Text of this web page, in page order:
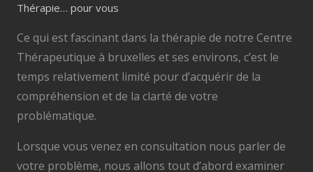
Thérapie… pour vous
Ce qui est fascinant dans la thérapie de notre Centre
Thérapeutique à bruxelles et ses environs, c’est le
temps relativement limité pour d’acquérir de la
compréhension et de la clarté de votre
problématique.
Lorsque vous venez en consultation nous parler de
votre problème, nous allons tout d’abord examiner